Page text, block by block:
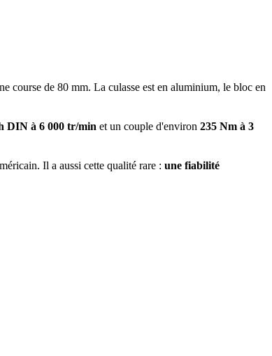
course de 80 mm. La culasse est en aluminium, le bloc en
DIN à 6 000 tr/min et un couple d'environ 235 Nm à 3
Il a aussi cette qualité rare : une fiabilité